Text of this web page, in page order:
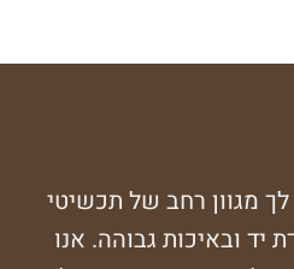
מגוון רחב של תכשיטי
יד ובאיכות גבוהה. אנו